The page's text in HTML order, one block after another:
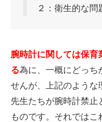
２：衛生的な問
腕時計に関しては保
る為に、一概にどっち
せんが、上記のような
先生たちが腕時計禁止
ものです。それでは